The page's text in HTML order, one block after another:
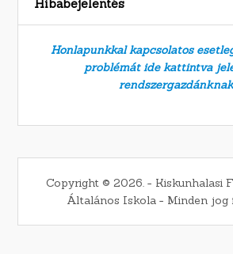
Hibabejelentés
Honlapunkkal kapcsolatos
problémát ide kattintva
Copyright © 2026. − Kiskunhalasi
Általános Iskola − Minden